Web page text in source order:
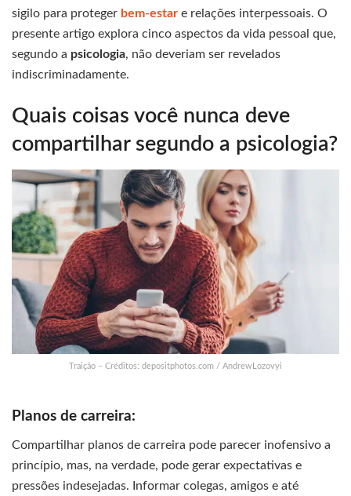
sigilo para proteger bem-estar e relações interpessoais. O
presente artigo explora cinco aspectos da vida pessoal que,
segundo a psicologia, não deveriam ser revelados
indiscriminadamente.
Quais coisas você nunca deve
compartilhar segundo a psicologia?
Traição – Créditos: depositphotos.com / AndrewLozovyi
Planos de carreira:
Compartilhar planos de carreira pode parecer inofensivo a
princípio, mas, na verdade, pode gerar expectativas e
pressões indesejadas. Informar colegas, amigos e até